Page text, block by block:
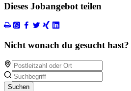
Dieses Jobangebot teilen
Nicht wonach du gesucht
Suchen